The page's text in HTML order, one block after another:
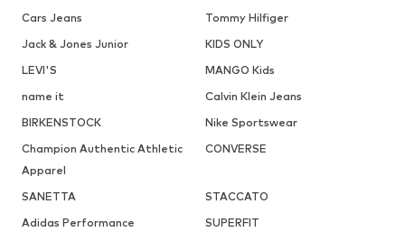
Cars Jeans
Tommy Hilfiger
Jack & Jones Junior
KIDS ONLY
LEVI'S
MANGO Kids
name it
Calvin Klein Jeans
BIRKENSTOCK
Nike Sportswear
Champion Authentic Athletic
Apparel
CONVERSE
SANETTA
STACCATO
Adidas Performance
SUPERFIT